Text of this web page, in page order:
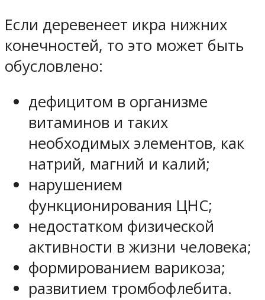
Если деревенеет икра нижних
конечностей, то это может быть
обусловлено:
дефицитом в организме
витаминов и таких
необходимых элементов, как
натрий, магний и калий;
нарушением
функционирования ЦНС;
недостатком физической
активности в жизни человека;
формированием варикоза;
развитием тромбофлебита.